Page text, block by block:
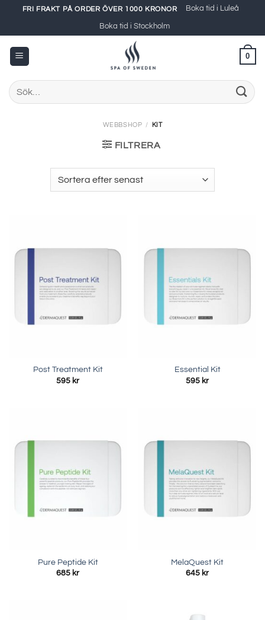
content
FRI FRAKT PÅ ORDER ÖVER 1000 KRONOR Boka tid i Luleå
Boka tid i Stockholm
0
Sök
efter:
WEBBSHOP / KIT
FILTRERA
Post Treatment Kit
595 kr
Essential Kit
595 kr
Pure Peptide Kit
685 kr
MelaQuest Kit
645 kr